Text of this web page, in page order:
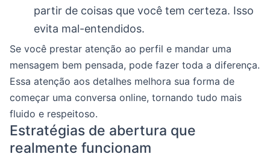
partir de coisas que você tem certeza. Isso
evita mal-entendidos.
Se você prestar atenção ao perfil e mandar uma
mensagem bem pensada, pode fazer toda a diferença.
Essa atenção aos detalhes melhora sua forma de
começar uma conversa online, tornando tudo mais
fluido e respeitoso.
Estratégias de abertura que
realmente funcionam